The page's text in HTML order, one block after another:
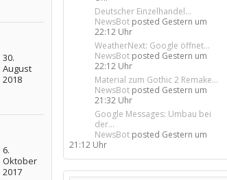
30.
August
2018
6.
Oktober
2017
Deutscher Einzelhandel...
NewsBot posted Gestern um
22:12 Uhr
WeatherNext: Google öffnet...
NewsBot posted Gestern um
22:12 Uhr
Material zum Gothic 2 Remake...
NewsBot posted Gestern um
21:32 Uhr
Google Messages: Umbau bei
der...
NewsBot posted Gestern um
21:12 Uhr